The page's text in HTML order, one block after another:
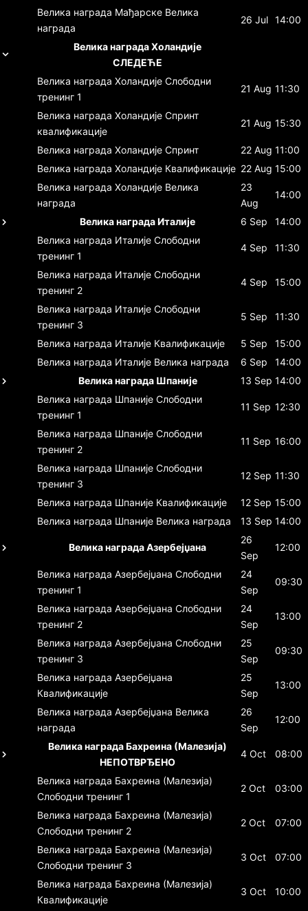
Велика награда Мађарске Велика
награда
26 Jul 14:00
Велика награда Холандије
СЛЕДЕЋЕ
Велика награда Холандије Слободни
тренинг 1
21 Aug 11:30
Велика награда Холандије Спринт
квалификације
21 Aug 15:30
Велика награда Холандије Спринт 22 Aug 11:00
Велика награда Холандије Квалификације 22 Aug 15:00
Велика награда Холандије Велика
награда
23
Aug
14:00
Велика награда Италије 6 Sep
14:00
Велика награда Италије Слободни
тренинг 1
4 Sep 11:30
Велика награда Италије Слободни
тренинг 2
4 Sep 15:00
Велика награда Италије Слободни
тренинг 3
5 Sep 11:30
Велика награда Италије Квалификације 5 Sep
15:00
Велика награда Италије Велика награда 6 Sep
14:00
Велика награда Шпаније
13 Sep 14:00
Велика награда Шпаније Слободни
тренинг 1
11 Sep 12:30
Велика награда Шпаније Слободни
тренинг 2
11 Sep 16:00
Велика награда Шпаније Слободни
тренинг 3
12 Sep 11:30
Велика награда Шпаније Квалификације 12 Sep 15:00
Велика награда Шпаније Велика награда 13 Sep 14:00
Велика награда Азербејџана
26
Sep
12:00
Велика награда Азербејџана Слободни
тренинг 1
24
Sep
09:30
Велика награда Азербејџана Слободни
тренинг 2
24
Sep
13:00
Велика награда Азербејџана Слободни
тренинг 3
25
Sep
09:30
Велика награда Азербејџана
Квалификације
25
Sep
13:00
Велика награда Азербејџана Велика
награда
26
Sep
12:00
Велика награда Бахреина (Малезија)
НЕПОТВРЂЕНО
4 Oct 08:00
Велика награда Бахреина (Малезија)
Слободни тренинг 1
2 Oct 03:00
Велика награда Бахреина (Малезија)
Слободни тренинг 2
2 Oct 07:00
Велика награда Бахреина (Малезија)
Слободни тренинг 3
3 Oct 07:00
Велика награда Бахреина (Малезија)
Квалификације
3 Oct 10:00